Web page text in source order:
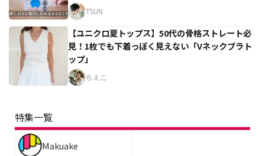
TSUN
【ユニクロ夏トップス】50代の骨格ストレート必
見！1枚でも下着っぽく見えない「Vネックブラト
ップ」
ちえこ
特集一覧
Makuake